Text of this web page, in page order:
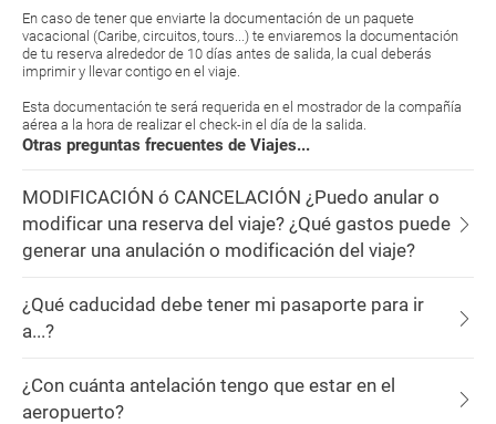
En caso de tener que enviarte la documentación de un paquete
vacacional (Caribe, circuitos, tours...) te enviaremos la documentación
de tu reserva alrededor de 10 días antes de salida, la cual deberás
imprimir y llevar contigo en el viaje.
Esta documentación te será requerida en el mostrador de la compañía
aérea a la hora de realizar el check-in el día de la salida.
Otras preguntas frecuentes de Viajes...
MODIFICACIÓN ó CANCELACIÓN ¿Puedo anular o
modificar una reserva del viaje? ¿Qué gastos puede
generar una anulación o modificación del viaje?
¿Qué caducidad debe tener mi pasaporte para ir
a...?
¿Con cuánta antelación tengo que estar en el
aeropuerto?